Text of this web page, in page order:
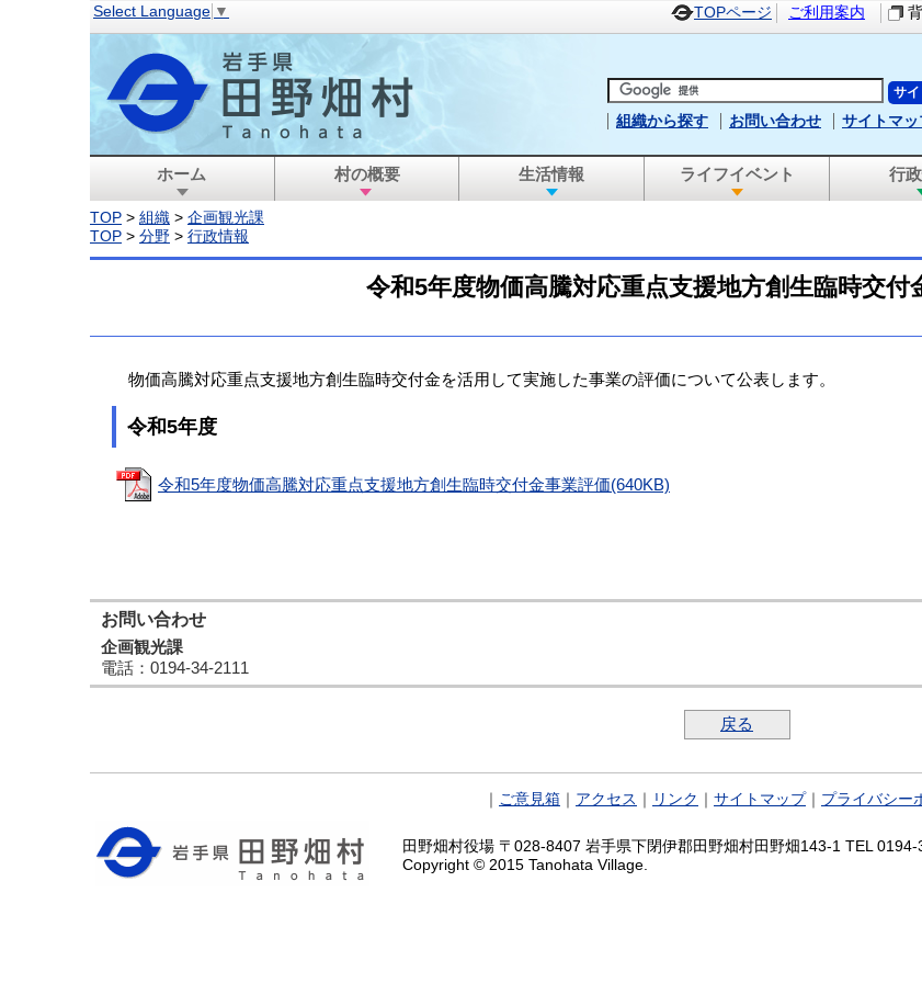
Select Language ▼ TOPページ ご利用案内
組織から探す お問い合わせ サイトマッ
ホーム 村の概要 生活情報 ライフイベント 行
TOP > 組織 > 企画観光課
TOP > 分野 > 行政情報
令和5年度物価高騰対応重点支援地方創生臨時交付
物価高騰対応重点支援地方創生臨時交付金を活用して実施した事業の評価について公表します。
令和5年度
令和5年度物価高騰対応重点支援地方創生臨時交付金事業評価(640KB)
お問い合わせ
企画観光課
電話 ：0194-34-2111
戻る
ご意見箱 アクセス リンク サイトマップ｜ プライバシー
田野畑村役場 〒028-8407 岩手県下閉伊郡田野畑村田野畑143-1 TEL
Copyright © 2015 Tanohata Village.